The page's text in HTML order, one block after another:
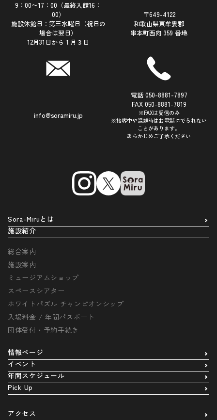
9：00〜17：00（最終入館16：
00）
施設休館日：第三水曜日（祝日の
場合は翌日）
12月31日から１月３日
〒649-4122
和歌山県東牟婁郡
串本町西向 359 番地
info@soramiru.jp
電話 050-8881-7897
FAX 050-8881-7819
※FAXは受信のみ
※接客中や混雑時はお電話にでられない
ことがあります。
あらかじめご了承ください
Sora-Miruとは
施設紹介
総合案内
施設案内
ミュージアムショップ
スペースシアター
ホワイトパズル チャンピオンシップ
入場料金 / 年間パスポート
団体受付・予約手続き
情報ページ
イベント
年間スケジュール
Pick Up
アクセス